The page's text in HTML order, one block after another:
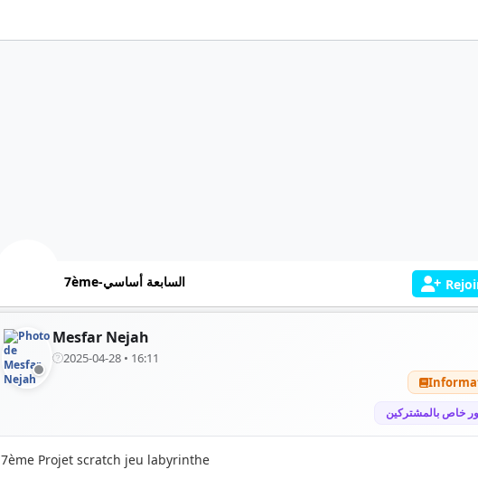
7ème-السابعة أساسي
Mesfar Nejah
2025-04-28 • 16:11
خاص بالمشتركين
7ème Projet scratch jeu labyrinthe